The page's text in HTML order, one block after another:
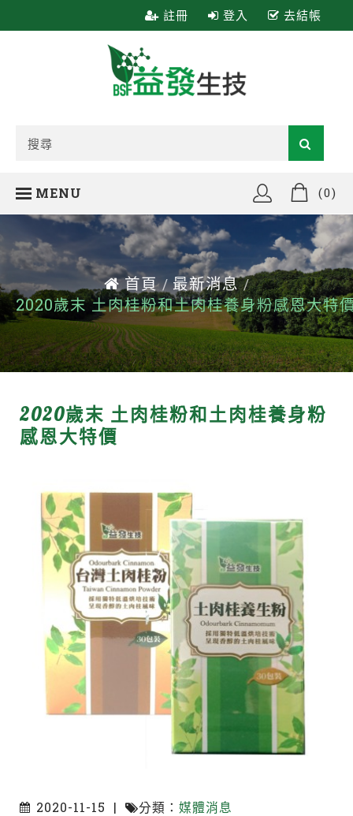
註冊 登入 去結帳
(0)
MENU
首頁 / 最新消息 /
2020歲末 土肉桂粉和土肉桂養身粉感恩大特
2020歲末 土肉桂粉和土肉桂養身粉
感恩大特價
2020-11-15 | 分類： 媒體消息